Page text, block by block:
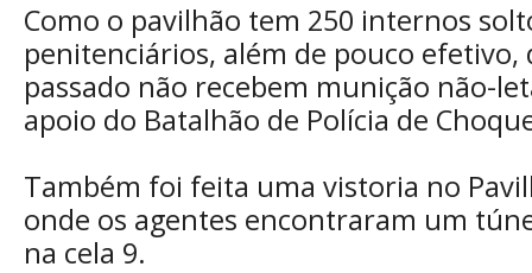
Como o pavilhão tem 250 internos
penitenciários, além de pouco efetivo,
passado não recebem munição não-
apoio do Batalhão de Polícia de
Também foi feita uma vistoria no
onde os agentes encontraram um
na cela 9.